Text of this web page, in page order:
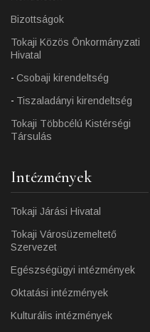
Bizottságok
Tokaji Közös Önkormányzati
Hivatal
Csobaji kirendeltség
Tiszaladányi kirendeltség
Tokaji Többcélú Kistérségi
Társulás
Intézmények
Tokaji Járási Hivatal
Tokaji Városüzemeltető
Szervezet
Egészségügyi intézmények
Oktatási intézmények
Kulturális intézmények